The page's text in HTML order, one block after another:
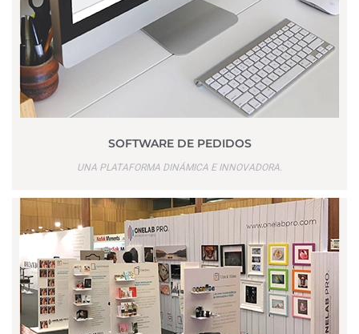
SOFTWARE DE PEDIDOS
UNA PLATAFORMA DINÁMICA E INNOVADORA.